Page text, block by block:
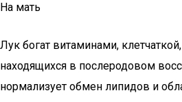
На мать
Лук богат витаминами,
находящихся в послеродовом
нормализует обмен липидов и